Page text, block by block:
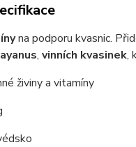
na podporu kvasnic.
, vinních kvasinek,
živiny a vitamíny